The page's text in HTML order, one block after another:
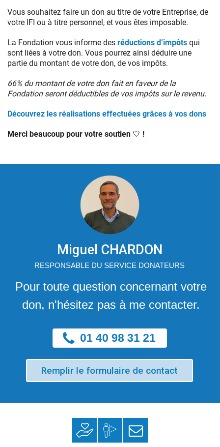
Vous souhaitez faire un don au titre de votre Entreprise, de
votre IFI ou à titre personnel, et vous êtes imposable.
La Fondation vous informe des réductions d’impôts qui
sont liées à votre don. Vous pourrez ainsi déduire une
partie du montant de votre don, de vos impôts.
66% du montant de votre don fait en faveur de la
Fondation seront déductibles de vos impôts sur le revenu.
Découvrez les réalisations effectuées grâces à vos dons
Merci beaucoup pour votre soutien 💙 !
Pour toute question concernant votre
don, n'hésitez pas à me contacter.
Remplir le formulaire de contact
Miguel CHARDON
RESPONSABLE DU SERVICE DONATEURS
01 40 98 31 21
Faire un donMon espace
donateur
S’inscrire à la
newsletter